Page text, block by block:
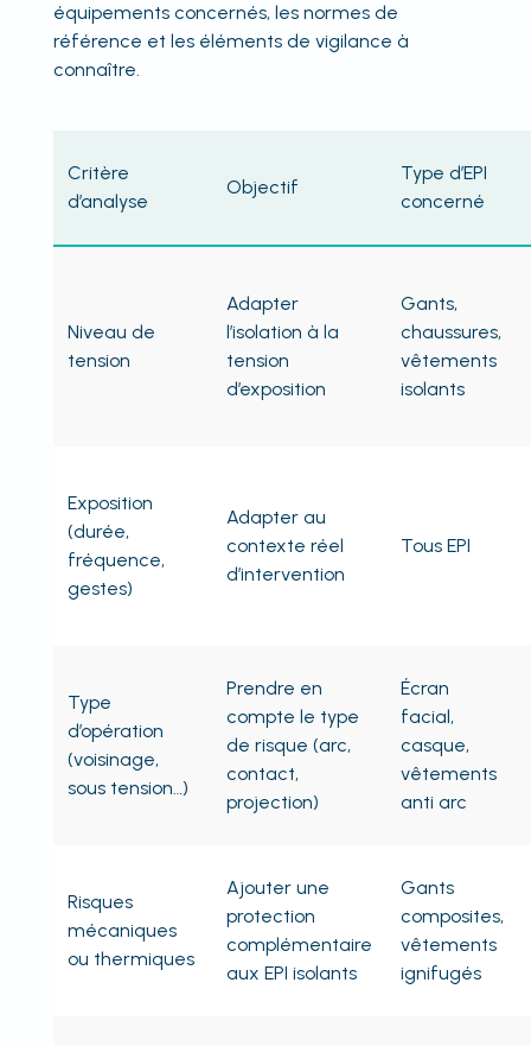
équipements concernés, les normes de
référence et les éléments de vigilance à
connaître.
Critère
d’analyse
Objectif
Type d’EPI
concerné
Niveau de
tension
Adapter
l’isolation à la
tension
d’exposition
Gants,
chaussures,
vêtements
isolants
Exposition
(durée,
fréquence,
gestes)
Adapter au
contexte réel
d’intervention
Tous EPI
Type
d’opération
(voisinage,
sous tension…)
Prendre en
compte le type
de risque (arc,
contact,
projection)
Écran
facial,
casque,
vêtements
anti arc
Risques
mécaniques
ou thermiques
Ajouter une
protection
complémentaire
aux EPI isolants
Gants
composites,
vêtements
ignifugés